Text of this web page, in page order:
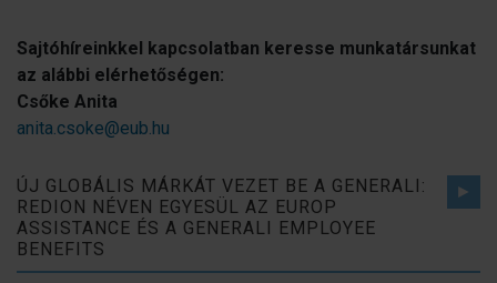
Sajtóhíreinkkel kapcsolatban keresse munkatársunkat
az alábbi elérhetőségen:
Csőke Anita
anita.csoke@eub.hu
ÚJ GLOBÁLIS MÁRKÁT VEZET BE A GENERALI:
REDION NÉVEN EGYESÜL AZ EUROP
ASSISTANCE ÉS A GENERALI EMPLOYEE
BENEFITS